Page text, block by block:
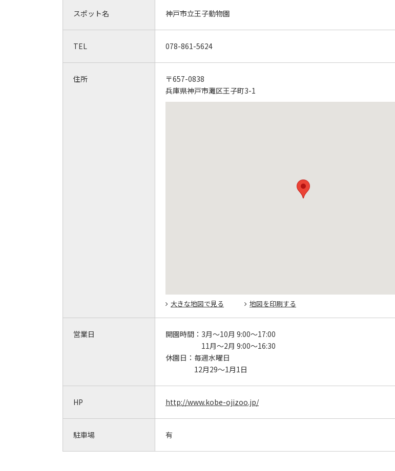
スポット名 神戸市立王子動物園
TEL 078-861-5624
住所
〒657-0838
兵庫県神戸市灘区王子町3-1
大きな地図で見る 地図を印刷する
営業日 開園時間： 3月～10月 9:00～17:00
11月～2月 9:00～16:30
休園日： 毎週水曜日
12月29～1月1日
HP http://www.kobe-ojizoo.jp/
駐車場 有